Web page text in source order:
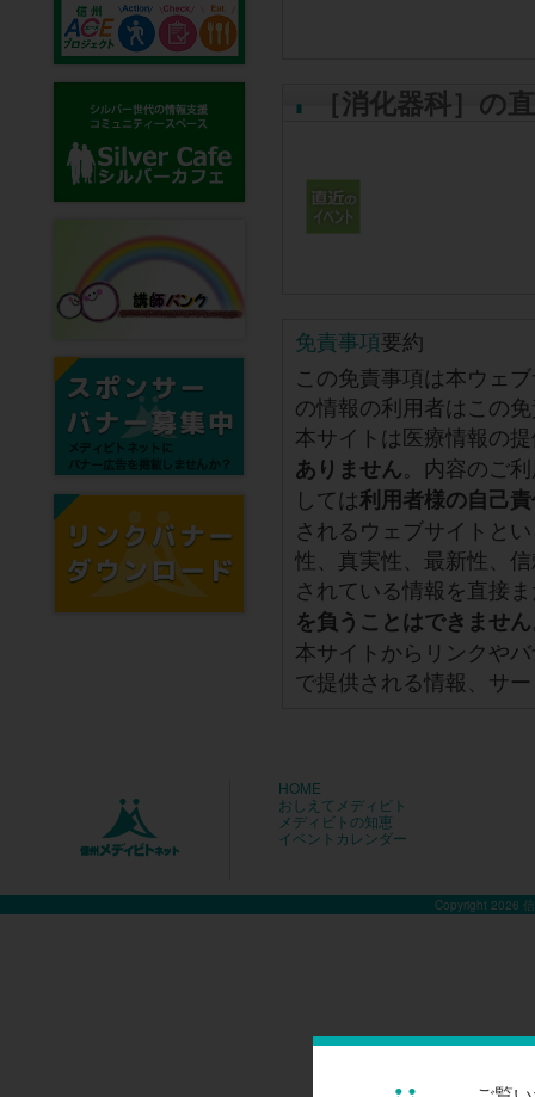
［消化器科］の
免責事項要約
この免責事項は本ウェ
の情報の利用者はこの
本サイトは医療情報の
ありません。内容のご
しては利用者様の自己
されるウェブサイトと
性、真実性、最新性、
されている情報を直接
を負うことはできません
本サイトからリンクや
で提供される情報、サ
HOME
おしえてメディビト
メディビトの知恵
イベントカレンダー
Copyright 2026